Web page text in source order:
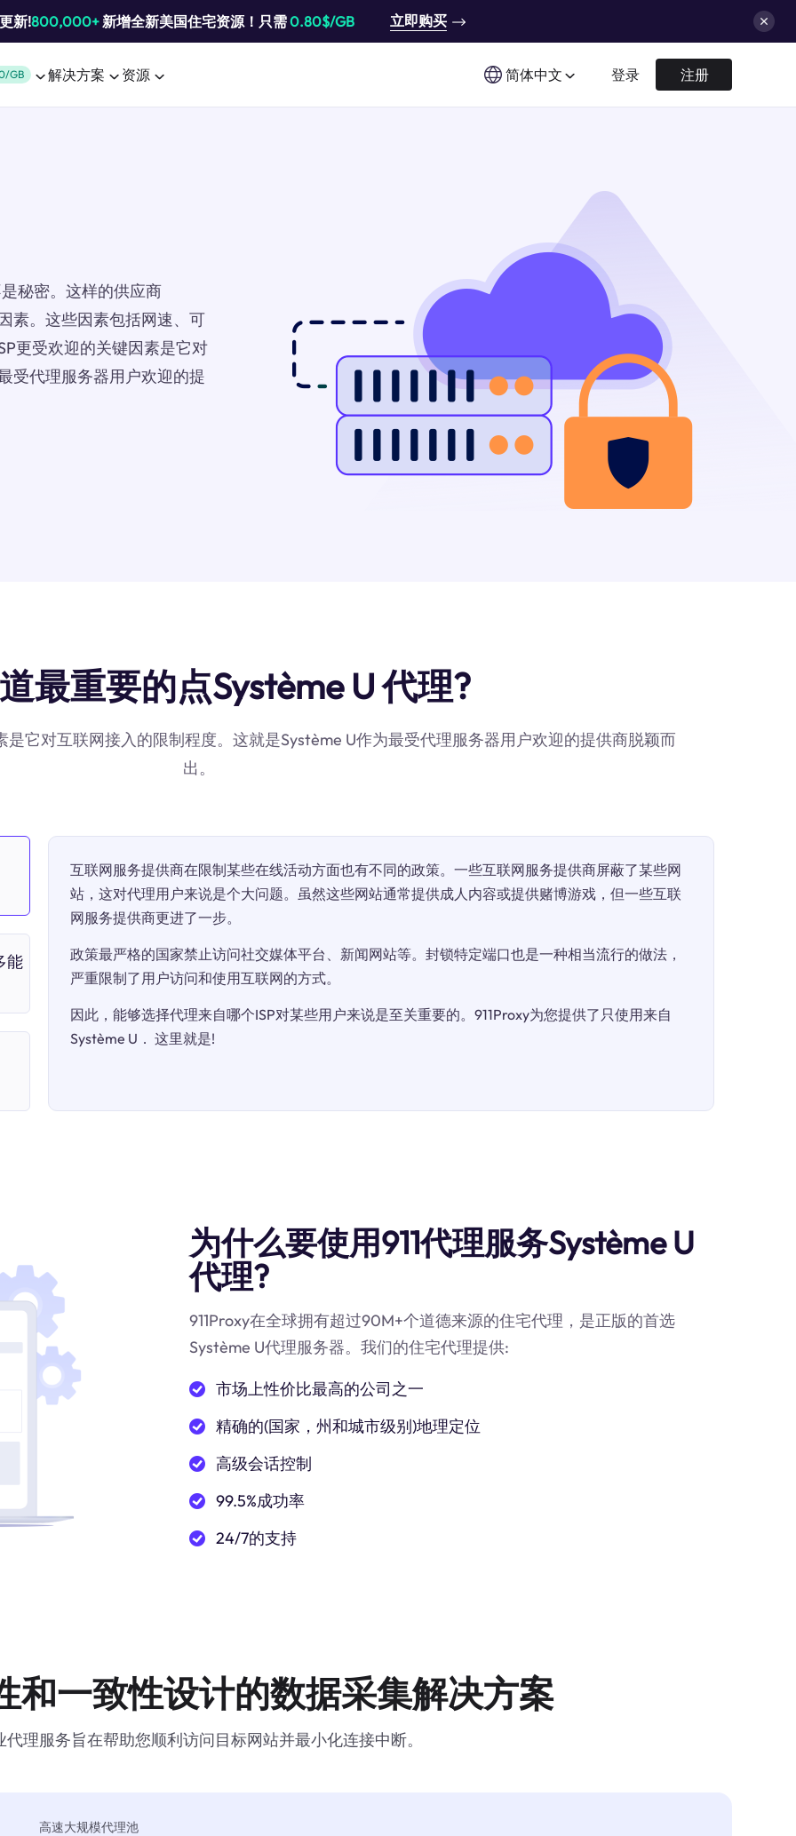
新!800,000+新增全新美国住宅资源！只需0.80$/GB 立即购买
GB 解决方案 资源 简体中文 登录 注册
秘密。这样的供应商
素。这些因素包括网速、可
更受欢迎的关键因素是它对
受代理服务器用户欢迎的提
最重要的点Système U 代理?
是它对互联网接入的限制程度。这就是Système U作为最受代理服务器用户欢迎的提供商脱颖而
出。
能
互联网服务提供商在限制某些在线活动方面也有不同的政策。一些互联网服务提供商屏蔽了某些网
站，这对代理用户来说是个大问题。虽然这些网站通常提供成人内容或提供赌博游戏，但一些互联
网服务提供商更进了一步。
政策最严格的国家禁止访问社交媒体平台、新闻网站等。封锁特定端口也是一种相当流行的做法，
严重限制了用户访问和使用互联网的方式。
因此，能够选择代理来自哪个ISP对某些用户来说是至关重要的。911Proxy为您提供了只使用来自
Système U． 这里就是!
为什么要使用911代理服务Système U
代理?
911Proxy在全球拥有超过90M+个道德来源的住宅代理，是正版的首选
Système U代理服务器。我们的住宅代理提供:
市场上性价比最高的公司之一
精确的(国家，州和城市级别)地理定位
高级会话控制
99.5%成功率
24/7的支持
和一致性设计的数据采集解决方案
代理服务旨在帮助您顺利访问目标网站并最小化连接中断。
高速大规模代理池